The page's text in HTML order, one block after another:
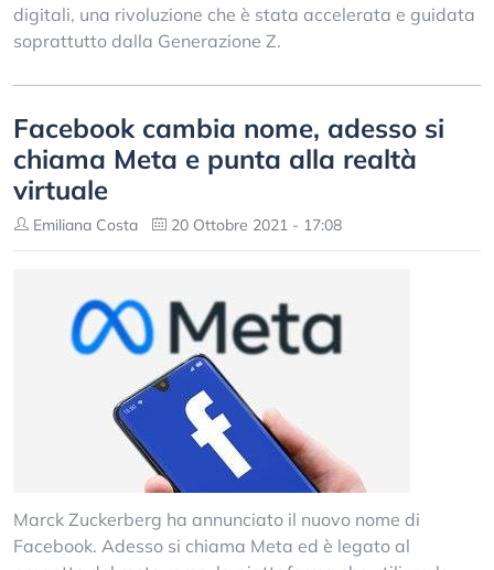
digitali, una rivoluzione che è stata accelerata e guidata
soprattutto dalla Generazione Z.
Facebook cambia nome, adesso si
chiama Meta e punta alla realtà
virtuale
Emiliana Costa 20 Ottobre 2021 - 17:08
Marck Zuckerberg ha annunciato il nuovo nome di
Facebook. Adesso si chiama Meta ed è legato al